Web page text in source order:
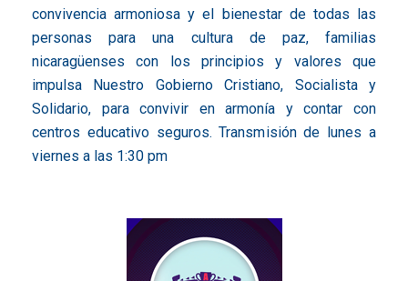
convivencia armoniosa y el bienestar de todas las
personas para una cultura de paz, familias
nicaragüenses con los principios y valores que
impulsa Nuestro Gobierno Cristiano, Socialista y
Solidario, para convivir en armonía y contar con
centros educativo seguros. Transmisión de lunes a
viernes a las 1:30 pm